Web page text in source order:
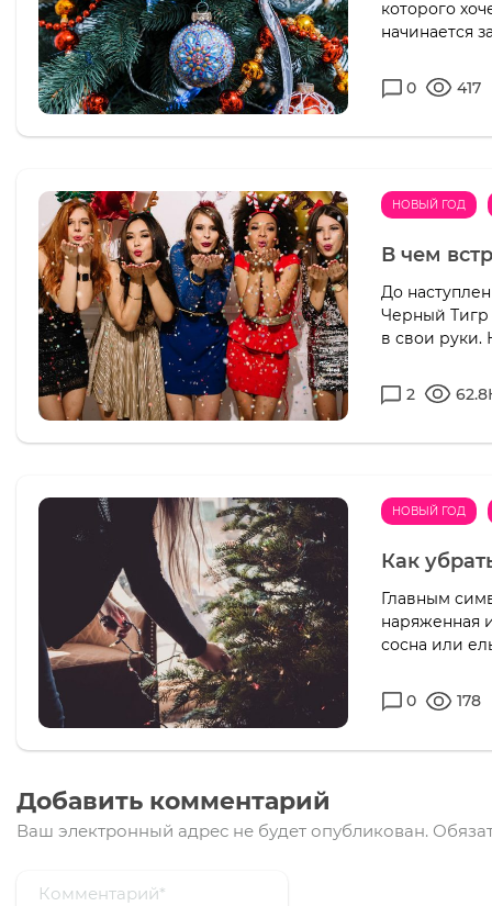
которого
начинается
0 417
НОВЫЙ ГОД
В чем
До
Черный Тигр
в свои руки.
2
НОВЫЙ ГОД
Как
Главным
наряженная
сосна или
0 178
Добавить комментарий
Ваш электронный адрес не будет опубликован.